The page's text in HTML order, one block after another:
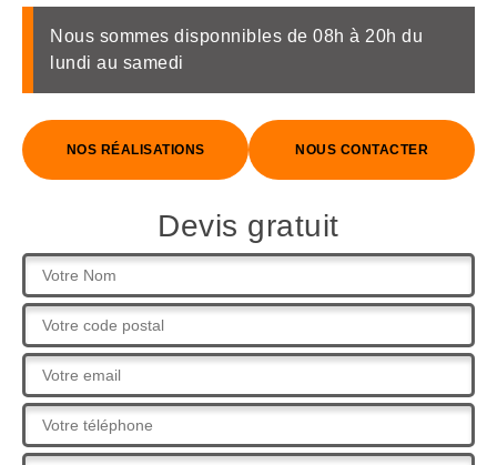
Nous sommes disponnibles de 08h à 20h du
lundi au samedi
NOS RÉALISATIONS NOUS CONTACTER
Devis gratuit